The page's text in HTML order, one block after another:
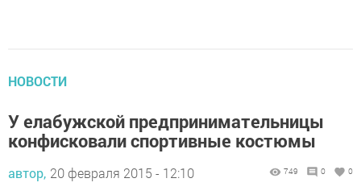
НОВОСТИ
У елабужской предпринимательницы
конфисковали спортивные костюмы
автор, 20 февраля 2015 - 12:10 749 0 0